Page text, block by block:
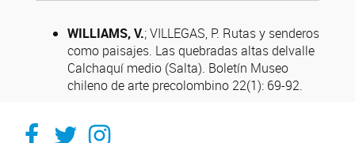
WILLIAMS, V.; VILLEGAS, P. Rutas y senderos
como paisajes. Las quebradas altas delvalle
Calchaquí medio (Salta). Boletín Museo
chileno de arte precolombino 22(1): 69-92.
Facebook
TwitterInstagram